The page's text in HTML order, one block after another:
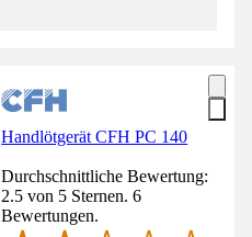
Handlötgerät CFH PC 140
Durchschnittliche Bewertung:
2.5 von 5 Sternen. 6
Bewertungen.